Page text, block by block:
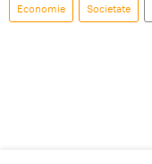
Economie Societate